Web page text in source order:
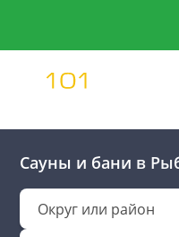
Сауны и бани в
Округ или район